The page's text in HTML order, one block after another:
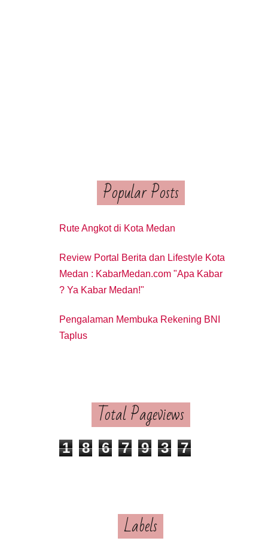
Popular Posts
Rute Angkot di Kota Medan
Review Portal Berita dan Lifestyle Kota
Medan : KabarMedan.com "Apa Kabar
? Ya Kabar Medan!"
Pengalaman Membuka Rekening BNI
Taplus
Total Pageviews
1 8 6 7 9 3 7
Labels